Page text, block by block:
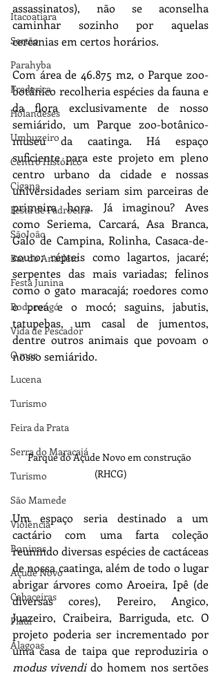
Itacoatiara
Sertão
Parahyba
Frederica
Holandeses
Umbuzeiro
Centro Histórico
Cigana
Festa de Padroeira
SãoJoão
Bar do Anacleto
Festa Junina
Bodocongó
Vida de Pescador
O mar
Lucena
Turismo
Feira da Prata
Serra do Maracajá
Turismo
São Mamede
Violência
Boninas
Açude Novo
Cabaceiras
Piauí
Alagoas
assassinatos), não se aconselha
caminhar sozinho por aquelas
cercanias em certos horários.
Com área de 46.875 m2, o Parque zoo-
botânico recolheria espécies da fauna e
da flora exclusivamente de nosso
semiárido, um Parque zoo-botânico-
museu da caatinga. Há espaço
suficiente para este projeto em pleno
centro urbano da cidade e nossas
universidades seriam sim parceiras de
primeira hora. Já imaginou? Aves
como Seriema, Carcará, Asa Branca,
Galo de Campina, Rolinha, Casaca-de-
couro; répteis como lagartos, jacaré;
serpentes das mais variadas; felinos
como o gato maracajá; roedores como
o preá e o mocó; saguins, jabutis,
tatupebas, um casal de jumentos,
dentre outros animais que povoam o
nosso semiárido.
Parque do Açude Novo em construção
(RHCG)
Um espaço seria destinado a um
cactário com uma farta coleção
reunindo diversas espécies de cactáceas
de nossa caatinga, além de todo o lugar
abrigar árvores como Aroeira, Ipê (de
diversas cores), Pereiro, Angico,
Juazeiro, Craibeira, Barriguda, etc. O
projeto poderia ser incrementado por
modus vivendi do homem nos sertões